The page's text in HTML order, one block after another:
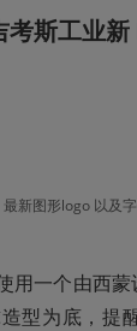
斯工业新
最新图形logo 以及
用一个由西蒙
型为底，提